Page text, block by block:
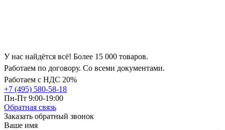
У нас найдётся всё! Более 15 000 товаров.
Работаем по договору. Со всеми документами.
Работаем с НДС 20%
+7 (495) 580-58-18
Пн-Пт 9:00-19:00
Обратная связь
Заказать обратный звонок
Ваше имя